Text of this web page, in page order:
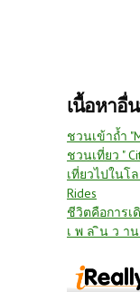
เนื้อหาอื่
ชวนเข้าถ้ำ
ชวนเที่ยว "
เที่ยวไปในโ
Rides
ชีวิตคือการเ
เ พ ล ิน ว า